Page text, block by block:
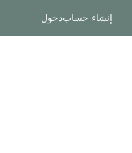
إنشاء حسابدخول